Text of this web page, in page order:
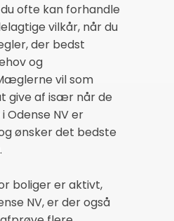
ofte kan forhandle
vilkår, når du
der bedst
og
vil som
give af især når de
NV er
ønsker det bedste
boliger er aktivt,
NV, er der også